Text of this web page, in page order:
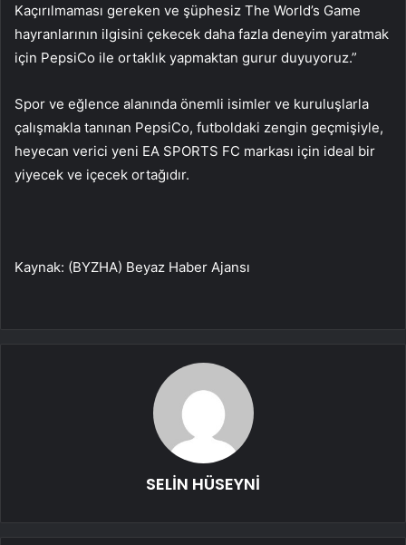
Kaçırılmaması gereken ve şüphesiz The World’s Game
hayranlarının ilgisini çekecek daha fazla deneyim yaratmak
için PepsiCo ile ortaklık yapmaktan gurur duyuyoruz.”
Spor ve eğlence alanında önemli isimler ve kuruluşlarla
çalışmakla tanınan PepsiCo, futboldaki zengin geçmişiyle,
heyecan verici yeni EA SPORTS FC markası için ideal bir
yiyecek ve içecek ortağıdır.
Kaynak: (BYZHA) Beyaz Haber Ajansı
SELİN HÜSEYNİ